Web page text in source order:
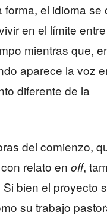
forma, el idioma
en el límite
mientras que,
aparece la voz
diferente de la
del comienzo,
relato en off,
bien el proyecto
su trabajo